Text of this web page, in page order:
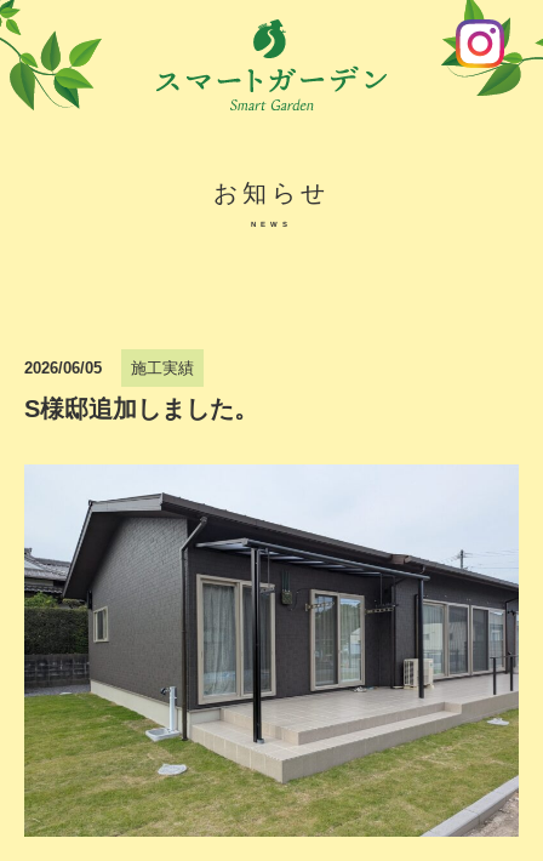
お知らせ
NEWS
2026/06/05 施工実績
S様邸追加しました。